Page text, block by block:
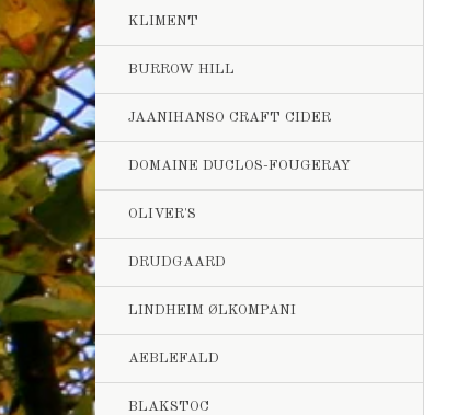
KLIMENT
BURROW HILL
JAANIHANSO CRAFT CIDER
DOMAINE DUCLOS-FOUGERAY
OLIVER'S
DRUDGAARD
LINDHEIM ØLKOMPANI
AEBLEFALD
BLAKSTOC